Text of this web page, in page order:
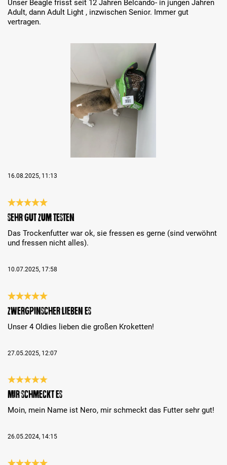
Unser Beagle frisst seit 12 Jahren Belcando- in jungen Jahren
Adult, dann Adult Light , inzwischen Senior. Immer gut
vertragen.
16.08.2025, 11:13
Bewertung mit 5 von 5 Sternen
Sehr gut zum Testen
Das Trockenfutter war ok, sie fressen es gerne (sind verwöhnt
und fressen nicht alles).
10.07.2025, 17:58
Bewertung mit 5 von 5 Sternen
Zwergpinscher lieben es
Unser 4 Oldies lieben die großen Kroketten!
27.05.2025, 12:07
Bewertung mit 5 von 5 Sternen
Mir schmeckt es
Moin, mein Name ist Nero, mir schmeckt das Futter sehr gut!
26.05.2024, 14:15